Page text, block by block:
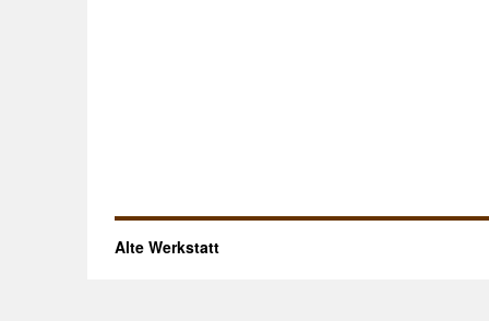
Alte Werkstatt